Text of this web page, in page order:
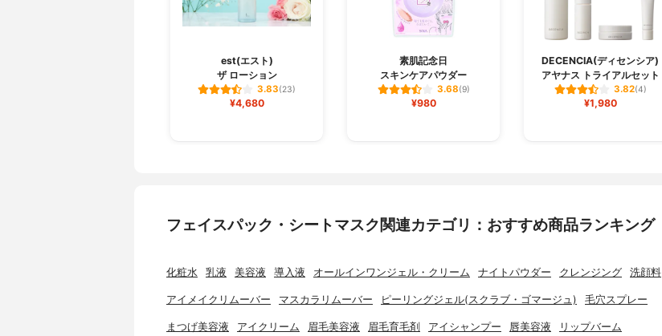
est(エスト)
ザ ローション
3.83(23)
¥4,680
素肌記念日
スキンケアパウダー
3.68(9)
¥980
DECENCIA(ディセンシア)
アヤナス トライアルセット
3.82(4)
¥1,980
フェイスパック・シートマスク関連カテゴリ：おすすめ商品ランキング
化粧水 乳液 美容液 導入液 オールインワンジェル・クリーム ナイトパウダー クレンジング 洗顔料
アイメイクリムーバー マスカラリムーバー ピーリングジェル(スクラブ・ゴマージュ) 毛穴スプレー
まつげ美容液 アイクリーム 眉毛美容液 眉毛育毛剤 アイシャンプー 唇美容液 リップバーム